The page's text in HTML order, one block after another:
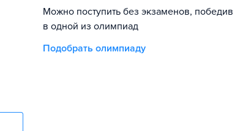
Можно поступить без экзаменов, победив
в одной из олимпиад
Подобрать олимпиаду